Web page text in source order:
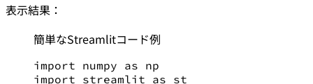
表示結果：
簡単なStreamlitコード例
import numpy as np
import streamlit as st